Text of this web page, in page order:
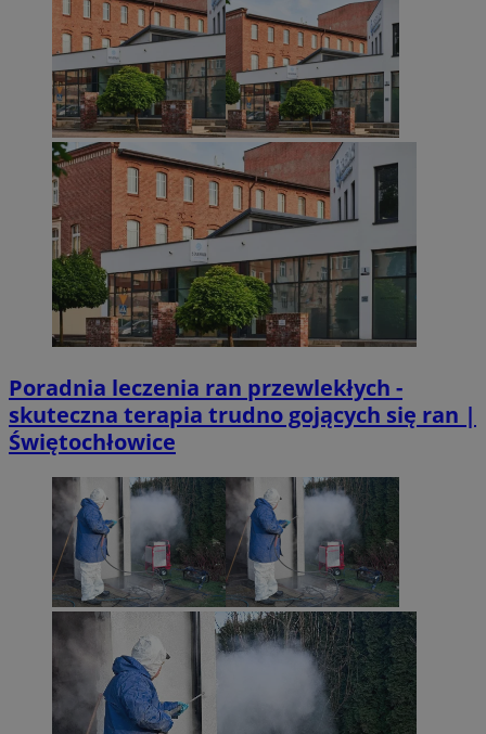
Poradnia leczenia ran przewlekłych -
skuteczna terapia trudno gojących się ran |
Świętochłowice